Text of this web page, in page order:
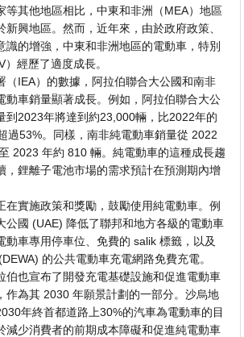
等其他地區相比，中東和非洲（MEA）地區
新興地區。然而，近年來，由於政府政策、
識的增強，中東和非洲地區的電動車，特別
經歷了適度成長。
（IEA）的數據，阿拉伯聯合大公國和南非
動車銷量顯著成長。例如，阿拉伯聯合大公
到2023年將達到約23,000輛，比2022年的
過53%。同樣，南非純電動車銷量從 2022
2023 年約 810 輛。純電動車的這種成長趨
，鋰離子電池市場的需求預計在預測期內增
在實施政策和獎勵，鼓勵使用純電動車。例
公國 (UAE) 降低了聯邦和地方各級的電動車
動車專用停車位、免費的 salik 標籤，以及
的公共電動車充電網路免費充電。
伯也宣布了開發充電基礎設施和促進電動車
作為其 2030 年願景計劃的一部分。沙烏地
年終首都道路上30%的汽車為電動車的目
減少消費者的前期成本障礙和促進純電動車